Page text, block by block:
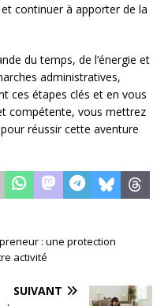
continuer à apporter de la
du temps, de l’énergie et
administratives,
ces étapes clés et en vous
compétente, vous mettrez
réussir cette aventure
: une protection
activité
SUIVANT